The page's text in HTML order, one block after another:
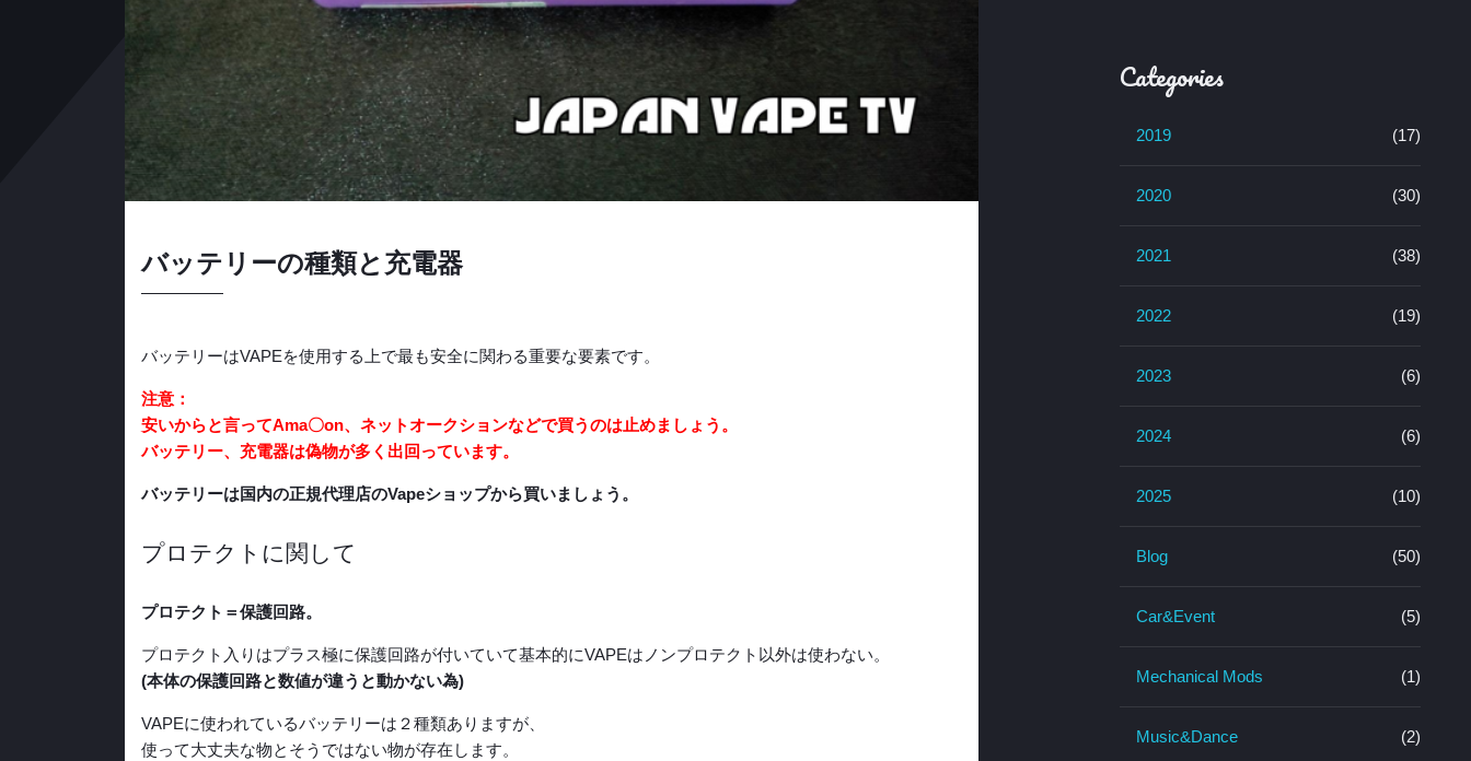
バッテリーの種類と充電器
バッテリーはVAPEを使用する上で最も安全に関わる重要な要素です。
注意：
安いからと言ってAma〇on、ネットオークションなどで買うのは止めましょう。
バッテリー、充電器は偽物が多く出回っています。
バッテリーは国内の正規代理店のVapeショップから買いましょう。
プロテクトに関して
プロテクト＝保護回路。
プロテクト入りはプラス極に保護回路が付いていて基本的にVAPEはノンプロテクト以外は使わない。
(本体の保護回路と数値が違うと動かない為)
VAPEに使われているバッテリーは２種類ありますが、
使って大丈夫な物とそうではない物が存在します。
Categories
2019 (17)
2020 (30)
2021 (38)
2022 (19)
2023 (6)
2024 (6)
2025 (10)
Blog (50)
Car&Event (5)
Mechanical Mods (1)
Music&Dance (2)